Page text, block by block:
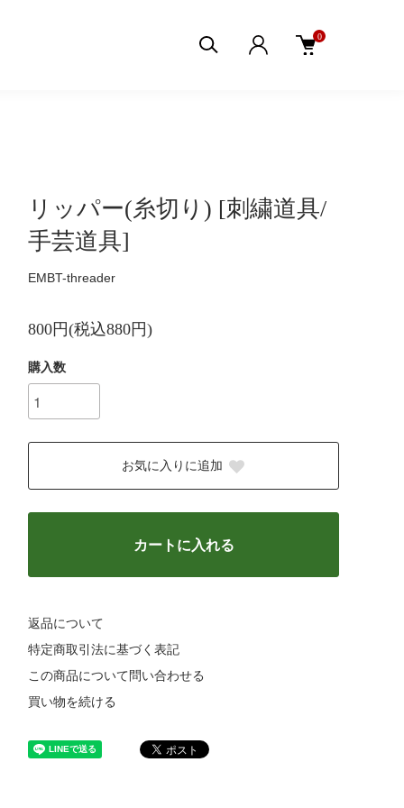
0
リッパー(糸切り) [刺繍道具/
手芸道具]
EMBT-threader
800円(税込880円)
購入数
お気に入りに追加
カートに入れる
返品について
特定商取引法に基づく表記
この商品について問い合わせる
買い物を続ける